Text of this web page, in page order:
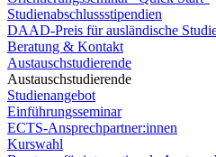
Studienabschlussstipendien
DAAD-Preis für ausländische
Beratung & Kontakt
Austauschstudierende
Austauschstudierende
Studienangebot
Einführungsseminar
ECTS-Ansprechpartner:innen
Kurswahl